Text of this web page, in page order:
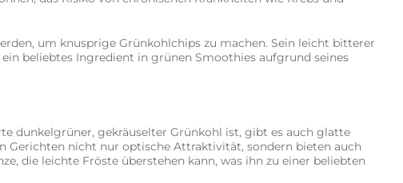
um knusprige Grünkohlchips zu machen. Sein leicht bitterer
beliebtes Ingredient in grünen Smoothies aufgrund seines
dunkelgrüner, gekräuselter Grünkohl ist, gibt es auch glatte
Gerichten nicht nur optische Attraktivität, sondern bieten auch
die leichte Fröste überstehen kann, was ihn zu einer beliebten